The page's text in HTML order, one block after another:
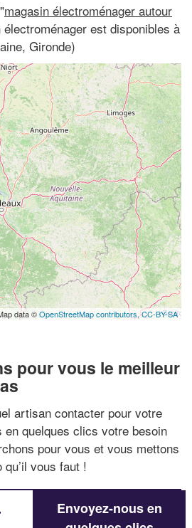
magasin électroménager autour
est disponibles à
Gironde)
data ©OpenStreetMap contributors,CC-BY-SA
pour vous le meilleur
artisan contacter pour votre
en quelques clics votre besoin
pour vous et vous mettons
vous faut !
Envoyez-nous en